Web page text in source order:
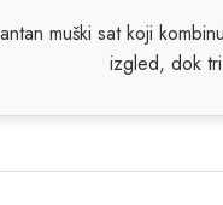
muški sat koji
izgled, dok